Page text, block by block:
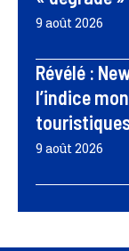
9 août 2026
Révélé :
l’indice
9 août 2026